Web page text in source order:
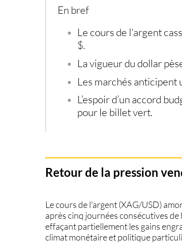
Or, argent, fiscalité : les
En bref
Le cours de l'argent
$.
La vigueur du dollar
Les marchés anticipent
L’espoir d’un accord
pour le billet vert.
Retour de la pression
Lecours de l'argent(XAG/USD)
après cinq journées consécutives
effaçant partiellement les gains
climat monétaire et politique